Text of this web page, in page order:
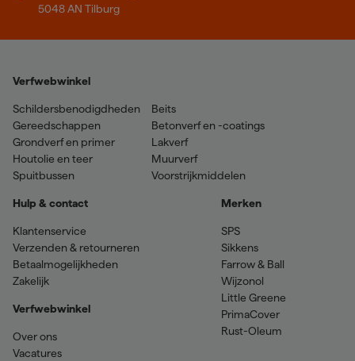
5048 AN Tilburg
Verfwebwinkel
Schildersbenodigdheden
Gereedschappen
Grondverf en primer
Houtolie en teer
Spuitbussen
Beits
Betonverf en -coatings
Lakverf
Muurverf
Voorstrijkmiddelen
Hulp & contact
Klantenservice
Verzenden & retourneren
Betaalmogelijkheden
Zakelijk
Verfwebwinkel
Over ons
Vacatures
Merken
SPS
Sikkens
Farrow & Ball
Wijzonol
Little Greene
PrimaCover
Rust-Oleum